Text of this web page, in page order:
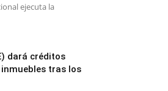
ejecuta la
dará créditos
tras los